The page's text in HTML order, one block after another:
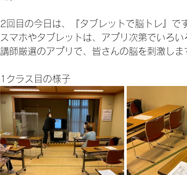
2回目の今日は、『タブレットで脳トレ』で
スマホやタブレットは、アプリ次第でいろい
講師厳選のアプリで、皆さんの脳を刺激しま
1クラス目の様子